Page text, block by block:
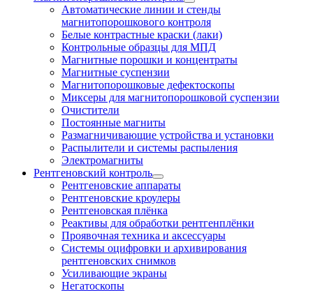
Автоматические линии и стенды
магнитопорошкового контроля
Белые контрастные краски (лаки)
Контрольные образцы для МПД
Магнитные порошки и концентраты
Магнитные суспензии
Магнитопорошковые дефектоскопы
Миксеры для магнитопорошковой суспензии
Очистители
Постоянные магниты
Размагничивающие устройства и установки
Распылители и системы распыления
Электромагниты
Рентгеновский контроль
Рентгеновские аппараты
Рентгеновские кроулеры
Рентгеновская плёнка
Реактивы для обработки рентгенплёнки
Проявочная техника и аксессуары
Системы оцифровки и архивирования
рентгеновских снимков
Усиливающие экраны
Негатоскопы